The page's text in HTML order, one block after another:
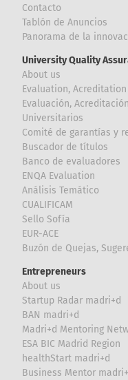
Contacto
Tablón de Anuncios
Panorama de la
University Quality
About us
Evaluation,
Evaluación,
Universitarios
Comité de garantías y
Buscador de títulos
Banco de evaluadores
ENQA Evaluation
Análisis Temático
CUALIFICAM
Sello Sofía
EUR-ACE
Buzón de Quejas,
Entrepreneurs
About us
Startup Radar madri+d
BAN madri+d
Madri+d Mentoring
ESA BIC Madrid Region
healthStart madri+d
Business Mentor